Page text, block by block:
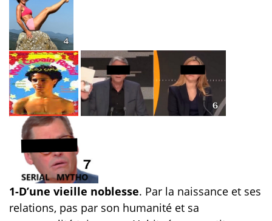
1-D’une vieille noblesse. Par la naissance et ses
relations, pas par son humanité et sa